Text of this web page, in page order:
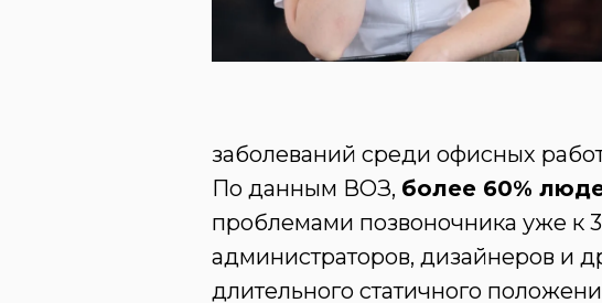
заболеваний среди офисных
По данным ВОЗ, более 60%
проблемами позвоночника уже к
администраторов, дизайнеров и
длительного статичного